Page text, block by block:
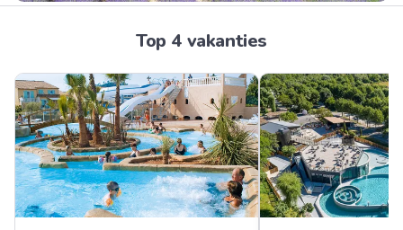
Top 4 vakanties